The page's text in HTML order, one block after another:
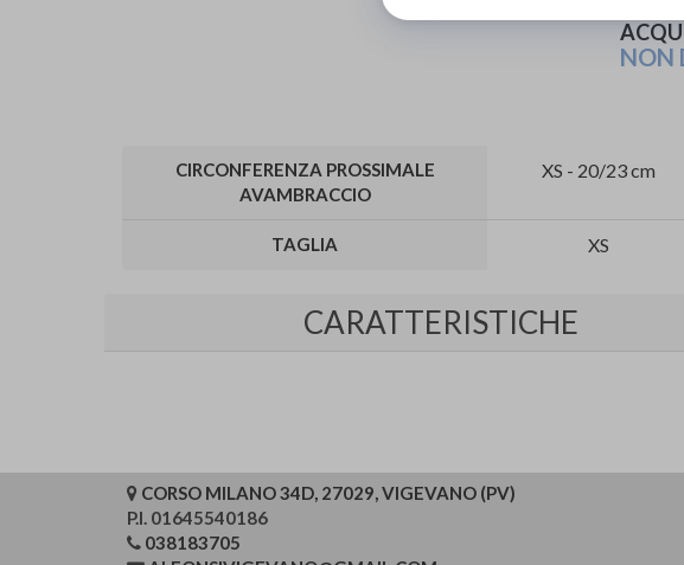
NON
CIRCONFERENZA PROSSIMALE
AVAMBRACCIO
XS - 20/23 cm
TAGLIA XS
CARATTERISTICHE
CORSO MILANO 34D, 27029, VIGEVANO (PV)
P.I. 01645540186
038183705